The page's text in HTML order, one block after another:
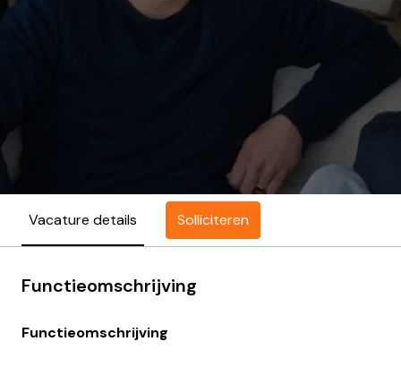
Vacature details Solliciteren
Functieomschrijving
Functieomschrijving